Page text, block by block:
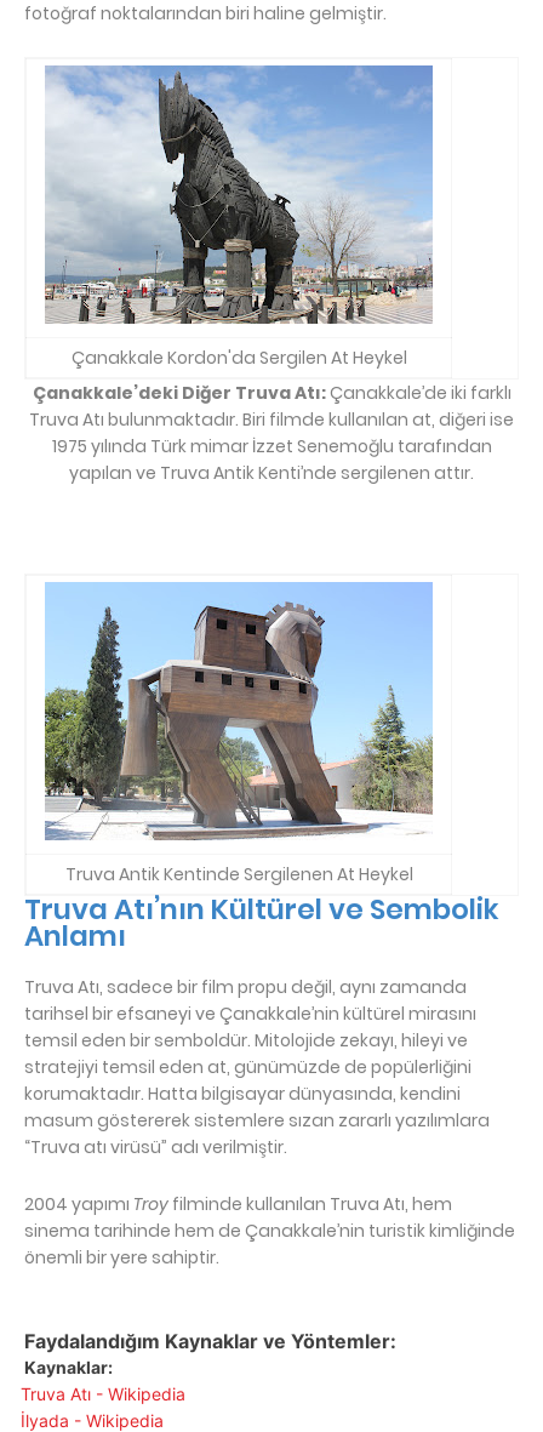
fotoğraf noktalarından biri haline gelmiştir.
Çanakkale Kordon'da Sergilen At Heykel
Çanakkale’deki Diğer Truva Atı:Çanakkale’de iki farklı
Truva Atı bulunmaktadır. Biri filmde kullanılan at, diğeri ise
1975 yılında Türk mimar İzzet Senemoğlu tarafından
yapılan ve Truva Antik Kenti’nde sergilenen attır.
Truva Antik Kentinde Sergilenen At Heykel
Truva Atı’nın Kültürel ve Sembolik
Anlamı
Truva Atı, sadece bir film propu değil, aynı zamanda
tarihsel bir efsaneyi ve Çanakkale’nin kültürel mirasını
temsil eden bir semboldür. Mitolojide zekayı, hileyi ve
stratejiyi temsil eden at, günümüzde de popülerliğini
korumaktadır. Hatta bilgisayar dünyasında, kendini
masum göstererek sistemlere sızan zararlı yazılımlara
“Truva atı virüsü” adı verilmiştir.
2004 yapımı Troy filminde kullanılan Truva Atı, hem
sinema tarihinde hem de Çanakkale’nin turistik kimliğinde
önemli bir yere sahiptir.
Faydalandığım Kaynaklar ve Yöntemler:
Kaynaklar:
Truva Atı - Wikipedia
İlyada - Wikipedia